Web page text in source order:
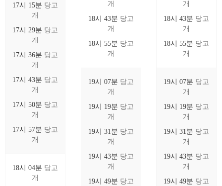
17시 15분 당고
개
17시 29분 당고
개
17시 36분 당고
개
17시 43분 당고
개
17시 50분 당고
개
17시 57분 당고
개
18시 04분 당고
개
개
18시 43분 당고
개
18시 55분 당고
개
19시 07분 당고
개
19시 19분 당고
개
19시 31분 당고
개
19시 43분 당고
개
19시 49분 당고
개
18시 43분 당고
개
18시 55분 당고
개
19시 07분 당고
개
19시 19분 당고
개
19시 31분 당고
개
19시 43분 당고
개
19시 49분 당고